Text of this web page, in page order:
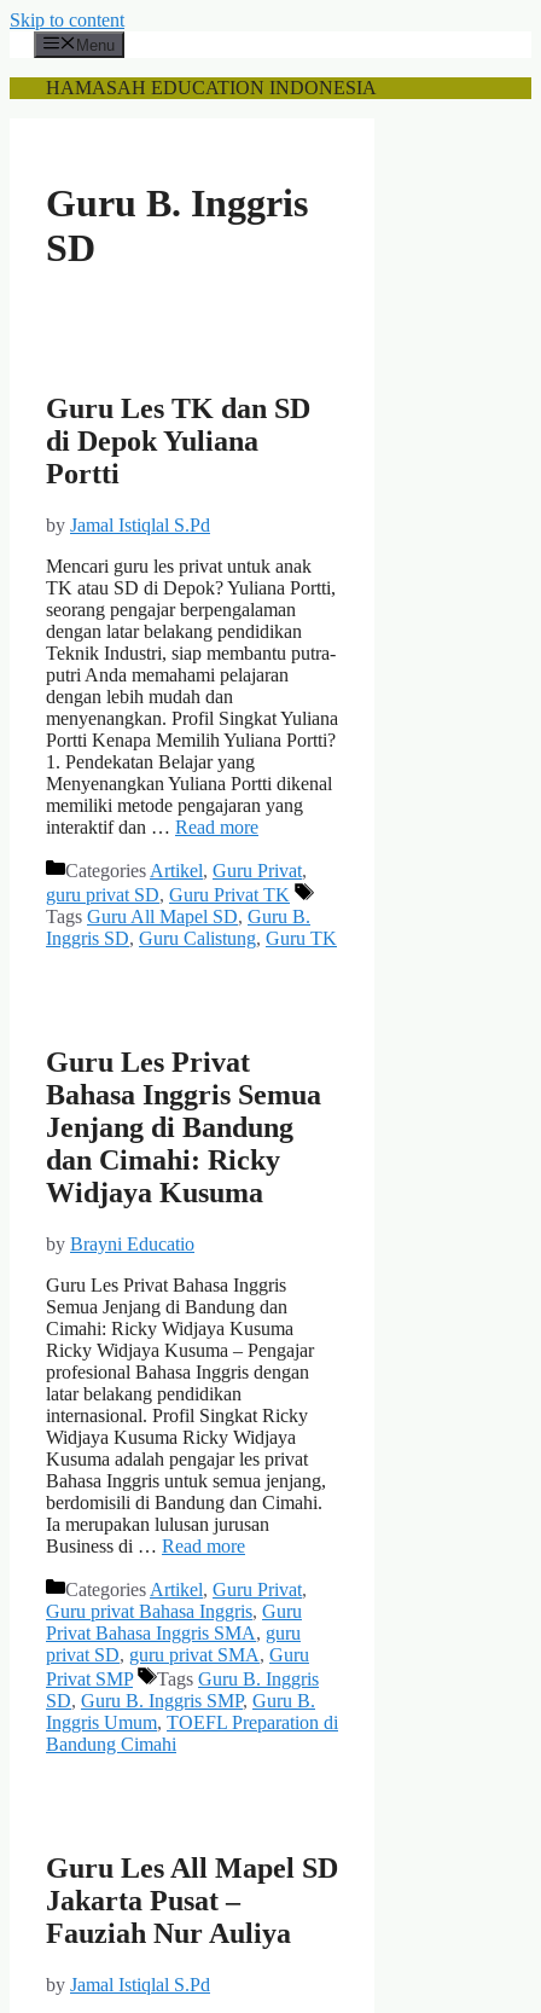
Skip to content
Menu
HAMASAH EDUCATION INDONESIA
Guru B. Inggris
SD
Guru Les TK dan SD
di Depok Yuliana
Portti
by Jamal Istiqlal S.Pd
Mencari guru les privat untuk anak
TK atau SD di Depok? Yuliana Portti,
seorang pengajar berpengalaman
dengan latar belakang pendidikan
Teknik Industri, siap membantu putra-
putri Anda memahami pelajaran
dengan lebih mudah dan
menyenangkan. Profil Singkat Yuliana
Portti Kenapa Memilih Yuliana Portti?
1. Pendekatan Belajar yang
Menyenangkan Yuliana Portti dikenal
memiliki metode pengajaran yang
interaktif dan … Read more
Categories Artikel, Guru Privat,
guru privat SD, Guru Privat TK
Tags Guru All Mapel SD, Guru B.
Inggris SD, Guru Calistung, Guru TK
Guru Les Privat
Bahasa Inggris Semua
Jenjang di Bandung
dan Cimahi: Ricky
Widjaya Kusuma
by Brayni Educatio
Guru Les Privat Bahasa Inggris
Semua Jenjang di Bandung dan
Cimahi: Ricky Widjaya Kusuma
Ricky Widjaya Kusuma – Pengajar
profesional Bahasa Inggris dengan
latar belakang pendidikan
internasional. Profil Singkat Ricky
Widjaya Kusuma Ricky Widjaya
Kusuma adalah pengajar les privat
Bahasa Inggris untuk semua jenjang,
berdomisili di Bandung dan Cimahi.
Ia merupakan lulusan jurusan
Business di … Read more
Categories Artikel, Guru Privat,
Guru privat Bahasa Inggris, Guru
Privat Bahasa Inggris SMA, guru
privat SD, guru privat SMA, Guru
Privat SMP
Tags Guru B. Inggris
SD, Guru B. Inggris SMP, Guru B.
Inggris Umum, TOEFL Preparation di
Bandung Cimahi
Guru Les All Mapel SD
Jakarta Pusat –
Fauziah Nur Auliya
by Jamal Istiqlal S.Pd